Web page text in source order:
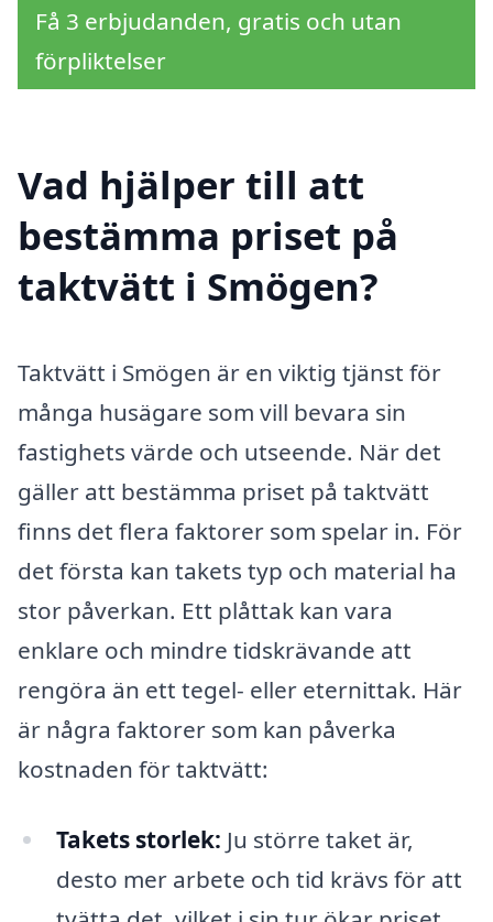
Få 3 erbjudanden, gratis och utan
förpliktelser
Vad hjälper till att
bestämma priset på
taktvätt i Smögen?
Taktvätt i Smögen är en viktig tjänst för
många husägare som vill bevara sin
fastighets värde och utseende. När det
gäller att bestämma priset på taktvätt
finns det flera faktorer som spelar in. För
det första kan takets typ och material ha
stor påverkan. Ett plåttak kan vara
enklare och mindre tidskrävande att
rengöra än ett tegel- eller eternittak. Här
är några faktorer som kan påverka
kostnaden för taktvätt:
Takets storlek: Ju större taket är,
desto mer arbete och tid krävs för att